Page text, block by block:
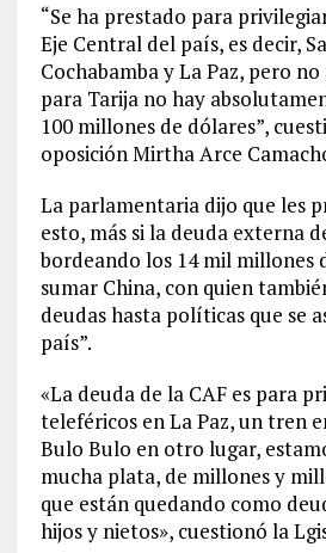
“Se ha prestado para
Eje Central del país, es decir,
Cochabamba y La Paz, pero
para Tarija no hay
100 millones de dólares”,
oposición Mirtha Arce
La parlamentaria dijo que les
esto, más si la deuda externa
bordeando los 14 mil millones
sumar China, con quien
deudas hasta políticas que se
país”.
«La deuda de la CAF es para
teleféricos en La Paz, un tren
Bulo Bulo en otro lugar,
mucha plata, de millones y
que están quedando como
hijos y nietos», cuestionó la